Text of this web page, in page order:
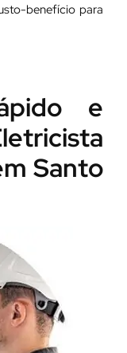
benefício para
e
Santo